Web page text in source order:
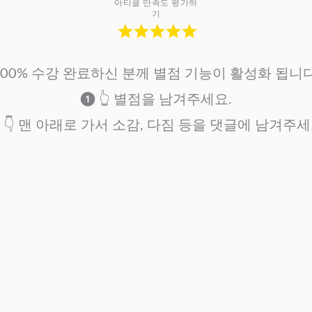
아티클 만족도 평가하
기
수강 완료하신 분께 별점 기능이 활성화 됩니
❶ 👆 별점을 남겨주세요.
맨 아래로 가서 소감, 다짐 등을 댓글에 남겨주